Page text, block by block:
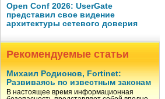
Open Conf 2026: UserGate
представил свое видение
архитектуры сетевого доверия
Рекомендуемые статьи
Михаил Родионов, Fortinet:
Развиваясь по известным законам
В настоящее время информационная